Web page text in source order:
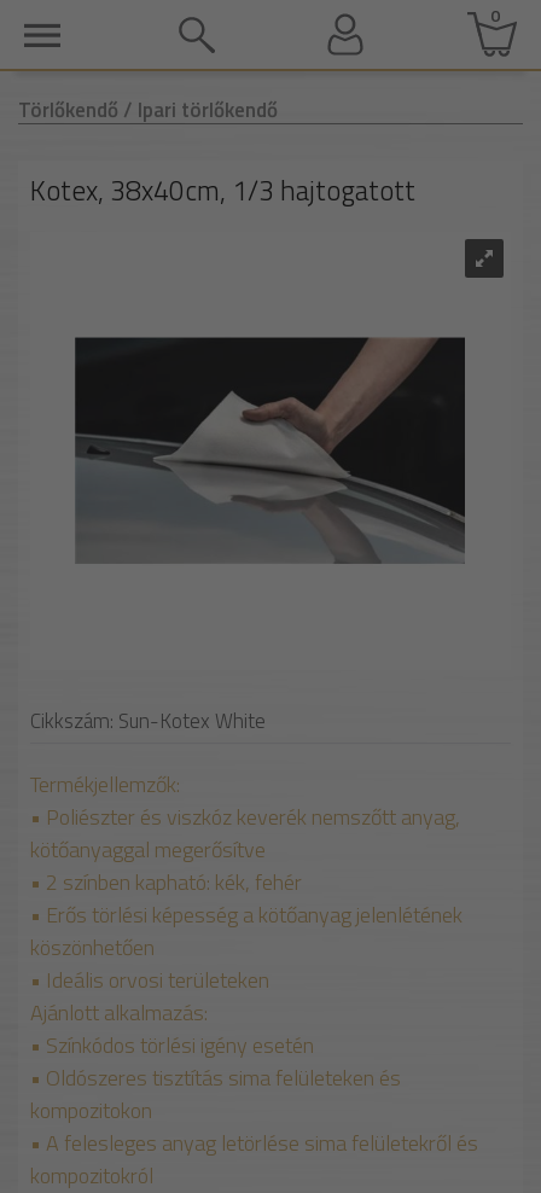
0
Törlőkendő / Ipari törlőkendő
Kotex, 38x40cm, 1/3 hajtogatott
Cikkszám: Sun-Kotex White
Termékjellemzők:
• Poliészter és viszkóz keverék nemszőtt anyag,
kötőanyaggal megerősítve
• 2 színben kapható: kék, fehér
• Erős törlési képesség a kötőanyag jelenlétének
köszönhetően
• Ideális orvosi területeken
Ajánlott alkalmazás:
• Színkódos törlési igény esetén
• Oldószeres tisztítás sima felületeken és
kompozitokon
• A felesleges anyag letörlése sima felületekről és
kompozitokról